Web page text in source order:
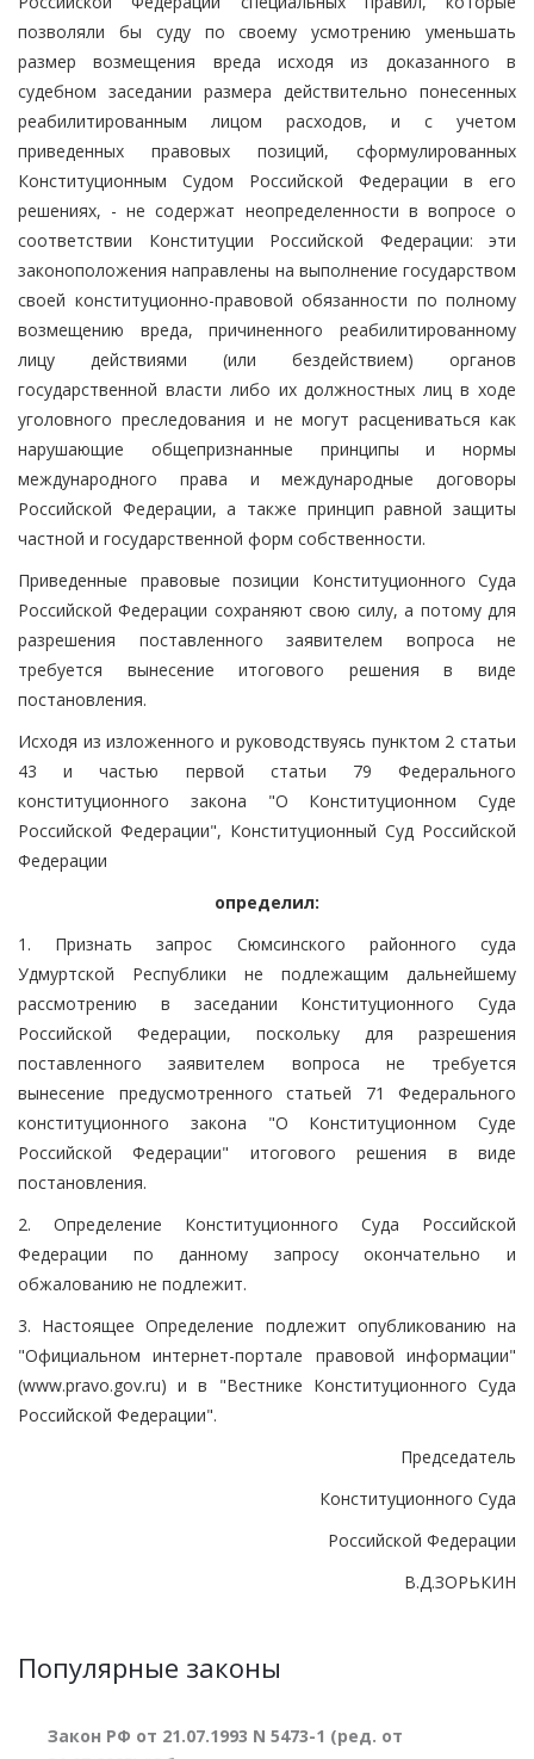
позволяли бы суду по своему усмотрению уменьшать
размер возмещения вреда исходя из доказанного в
судебном заседании размера действительно понесенных
реабилитированным лицом расходов, и с учетом
приведенных правовых позиций, сформулированных
Конституционным Судом Российской Федерации в его
решениях, - не содержат неопределенности в вопросе о
соответствии Конституции Российской Федерации: эти
законоположения направлены на выполнение государством
своей конституционно-правовой обязанности по полному
возмещению вреда, причиненного реабилитированному
лицу действиями (или бездействием) органов
государственной власти либо их должностных лиц в ходе
уголовного преследования и не могут расцениваться как
нарушающие общепризнанные принципы и нормы
международного права и международные договоры
Российской Федерации, а также принцип равной защиты
частной и государственной форм собственности.
Приведенные правовые позиции Конституционного Суда
Российской Федерации сохраняют свою силу, а потому для
разрешения поставленного заявителем вопроса не
требуется вынесение итогового решения в виде
постановления.
Исходя из изложенного и руководствуясь пунктом 2 статьи
43 и частью первой статьи 79 Федерального
конституционного закона "О Конституционном Суде
Российской Федерации", Конституционный Суд Российской
Федерации
определил:
1. Признать запрос Сюмсинского районного суда
Удмуртской Республики не подлежащим дальнейшему
рассмотрению в заседании Конституционного Суда
Российской Федерации, поскольку для разрешения
поставленного заявителем вопроса не требуется
вынесение предусмотренного статьей 71 Федерального
конституционного закона "О Конституционном Суде
Российской Федерации" итогового решения в виде
постановления.
2. Определение Конституционного Суда Российской
Федерации по данному запросу окончательно и
обжалованию не подлежит.
3. Настоящее Определение подлежит опубликованию на
"Официальном интернет-портале правовой информации"
(www.pravo.gov.ru) и в "Вестнике Конституционного Суда
Российской Федерации".
Председатель
Конституционного Суда
Российской Федерации
В.Д.ЗОРЬКИН
Популярные законы
Закон РФ от 21.07.1993 N 5473-1 (ред. от